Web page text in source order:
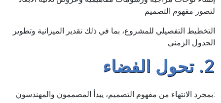
لتصور مفهوم التصميم
التخطيط التفصيلي للمشروع، بما في ذلك تقدير الميزانية وتطوير
الجدول الزمني
2. تحول الفضاء
:بمجرد الانتهاء من مفهوم التصميم، يبدأ المصممون والمهندسون